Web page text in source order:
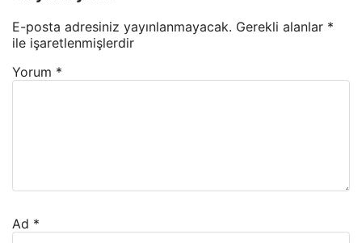
E-posta adresiniz yayınlanmayacak. Gerekli alanlar *
ile işaretlenmişlerdir
Yorum *
Ad *